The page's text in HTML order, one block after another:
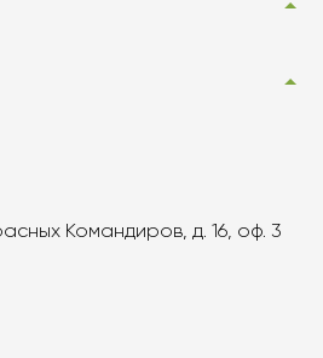
Командиров, д. 16, оф. 3